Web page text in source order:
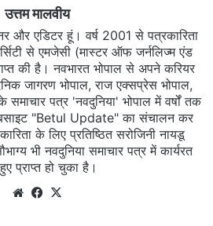
उत्तम मालवीय
और एडिटर हूं। वर्ष 2001 से पत्रकारिता
से एमजेसी (मास्टर ऑफ जर्नलिज्म एंड
की है। नवभारत भोपाल से अपने करियर
जागरण भोपाल, राज एक्सप्रेस भोपाल,
पत्र 'नवदुनिया' भोपाल में वर्षों तक
"Betul Update" का संचालन कर
के लिए प्रतिष्ठित सरोजिनी नायडू
भी नवदुनिया समाचार पत्र में कार्यरत
प्राप्त हो चुका है।
WebsiteFacebook